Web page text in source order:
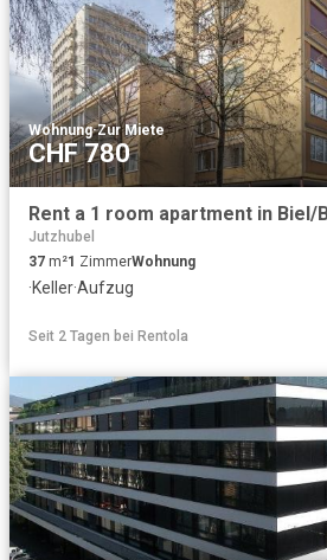
Wohnung·Zur Miete
CHF 780
Rent a 1 room apartment in Biel/
Jutzhubel
37 m²1 ZimmerWohnung
·Keller·Aufzug
Seit 2 Tagen bei Rentola